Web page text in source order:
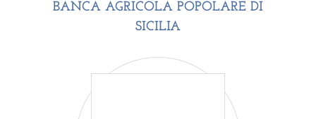
BANCA AGRICOLA POPOLARE DI
SICILIA